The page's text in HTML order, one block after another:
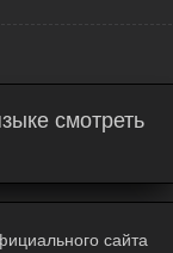
смотреть
сайта